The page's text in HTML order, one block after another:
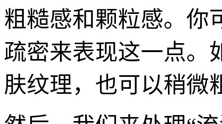
粗糙感和颗粒感。你
疏密来表现这一点。
肤纹理，也可以稍微